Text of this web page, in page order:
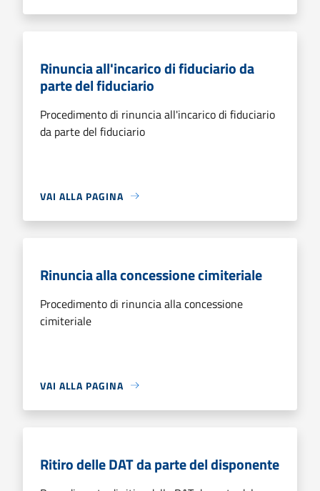
Rinuncia all'incarico di fiduciario da
parte del fiduciario
Procedimento di rinuncia all'incarico di fiduciario
da parte del fiduciario
VAI ALLA PAGINA
Rinuncia alla concessione cimiteriale
Procedimento di rinuncia alla concessione
cimiteriale
VAI ALLA PAGINA
Ritiro delle DAT da parte del disponente